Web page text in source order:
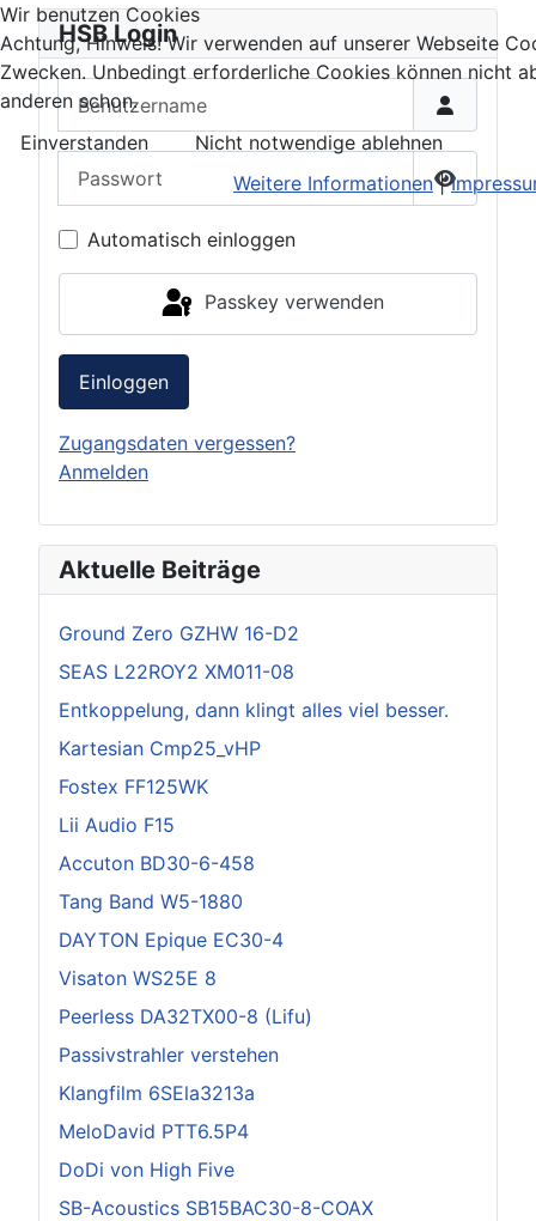
HSB Login
Benutzername
Passwort
Automatisch einloggen
Passkey verwenden
Einloggen
Zugangsdaten vergessen?
Anmelden
Aktuelle Beiträge
Ground Zero GZHW 16-D2
SEAS L22ROY2 XM011-08
Entkoppelung, dann klingt alles viel besser.
Kartesian Cmp25_vHP
Fostex FF125WK
Lii Audio F15
Accuton BD30-6-458
Tang Band W5-1880
DAYTON Epique EC30-4
Visaton WS25E 8
Peerless DA32TX00-8 (Lifu)
Passivstrahler verstehen
Klangfilm 6SEla3213a
MeloDavid PTT6.5P4
DoDi von High Five
SB-Acoustics SB15BAC30-8-COAX
Wir benutzen Cookies
Achtung, Hinweis! Wir verwenden auf unserer Webseite
Zwecken. Unbedingt erforderliche Cookies können nicht
anderen schon.
Einverstanden
Nicht notwendige ablehnen
Weitere Informationen|